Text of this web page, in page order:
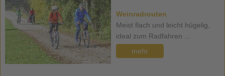
Weinradrouten
Meist flach und leicht hügelig,
ideal zum Radfahren ...
mehr